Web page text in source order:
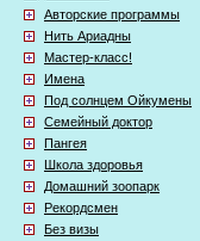
Авторские программы
Нить Ариадны
Мастер-класс!
Имена
Под солнцем Ойкумены
Семейный доктор
Пангея
Школа здоровья
Домашний зоопарк
Рекордсмен
Без визы